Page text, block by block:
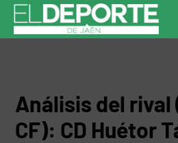
Análisis del rival
CF): CD Huétor